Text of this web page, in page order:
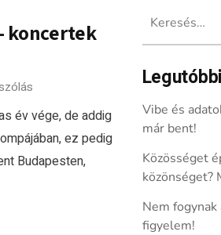
koncertek
év vége, de addig
ez pedig
Budapesten,
Vibe és
már bent!
Közösséget
közönséget?
Nem
figyelem!